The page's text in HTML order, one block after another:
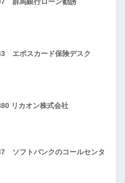
エポスカード保険デスク
リカオン株式会社
ソフトバンクのコールセンタ